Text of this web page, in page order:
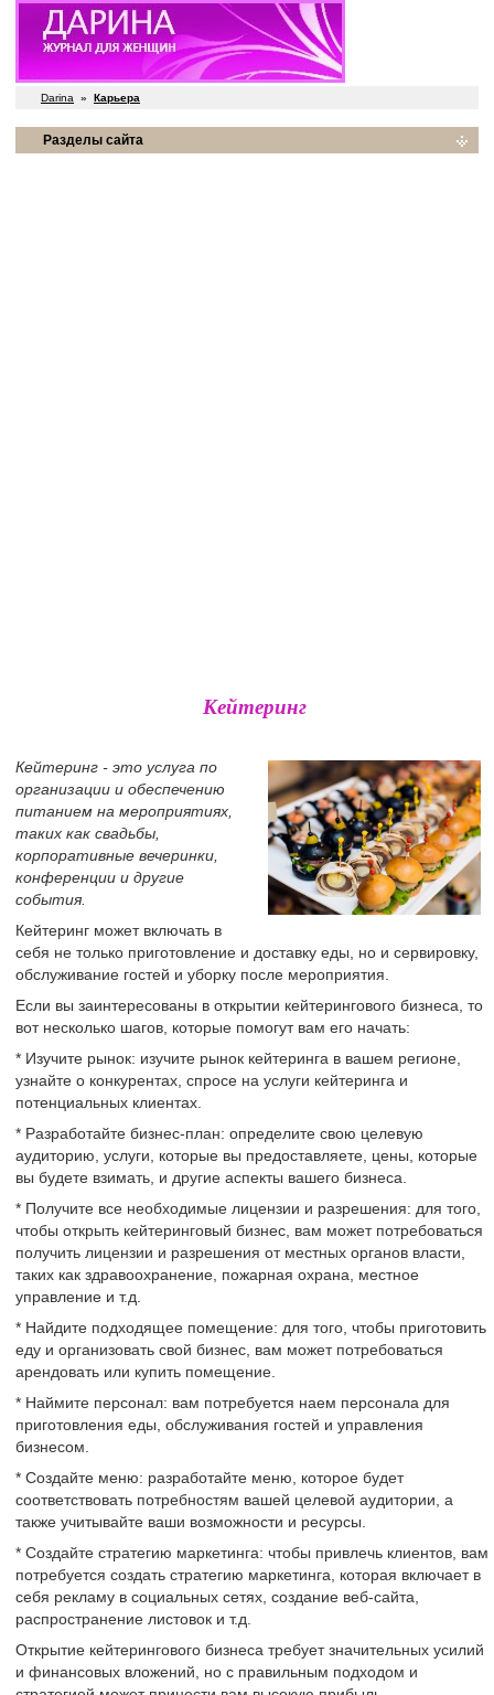
Darina » Карьера
Разделы сайта
Кейтеринг
Кейтеринг - это услуга по
организации и обеспечению
питанием на мероприятиях,
таких как свадьбы,
корпоративные вечеринки,
конференции и другие
события.
Кейтеринг может включать в
себя не только приготовление и доставку еды, но и сервировку,
обслуживание гостей и уборку после мероприятия.
Если вы заинтересованы в открытии кейтерингового бизнеса, то
вот несколько шагов, которые помогут вам его начать:
* Изучите рынок: изучите рынок кейтеринга в вашем регионе,
узнайте о конкурентах, спросе на услуги кейтеринга и
потенциальных клиентах.
* Разработайте бизнес-план: определите свою целевую
аудиторию, услуги, которые вы предоставляете, цены, которые
вы будете взимать, и другие аспекты вашего бизнеса.
* Получите все необходимые лицензии и разрешения: для того,
чтобы открыть кейтеринговый бизнес, вам может потребоваться
получить лицензии и разрешения от местных органов власти,
таких как здравоохранение, пожарная охрана, местное
управление и т.д.
* Найдите подходящее помещение: для того, чтобы приготовить
еду и организовать свой бизнес, вам может потребоваться
арендовать или купить помещение.
* Наймите персонал: вам потребуется наем персонала для
приготовления еды, обслуживания гостей и управления
бизнесом.
* Создайте меню: разработайте меню, которое будет
соответствовать потребностям вашей целевой аудитории, а
также учитывайте ваши возможности и ресурсы.
* Создайте стратегию маркетинга: чтобы привлечь клиентов, вам
потребуется создать стратегию маркетинга, которая включает в
себя рекламу в социальных сетях, создание веб-сайта,
распространение листовок и т.д.
Открытие кейтерингового бизнеса требует значительных усилий
и финансовых вложений, но с правильным подходом и